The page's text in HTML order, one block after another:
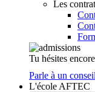
Les
Tu hésites
Parle à un
L'école AFTEC